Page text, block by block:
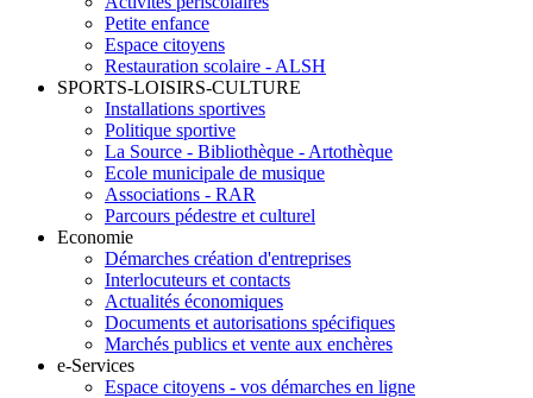
Petite enfance
Espace citoyens
Restauration scolaire - ALSH
SPORTS-LOISIRS-CULTURE
Installations sportives
Politique sportive
La Source - Bibliothèque - Artothèque
Ecole municipale de musique
Associations - RAR
Parcours pédestre et culturel
Economie
Démarches création d'entreprises
Interlocuteurs et contacts
Actualités économiques
Documents et autorisations spécifiques
Marchés publics et vente aux enchères
e-Services
Espace citoyens - vos démarches en ligne